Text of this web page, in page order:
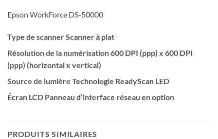
Epson WorkForce DS-50000
Type de scannerScanner à plat
Résolution de la numérisation600 DPI (ppp) x 600 DPI
(ppp) (horizontal x vertical)
Source de lumière Technologie ReadyScan LED
Écran LCD Panneau d’interface réseau en option
PRODUITS SIMILAIRES